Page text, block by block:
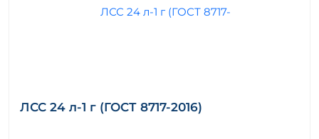
ЛСС 24 л-1 г (ГОСТ 8717-2016)